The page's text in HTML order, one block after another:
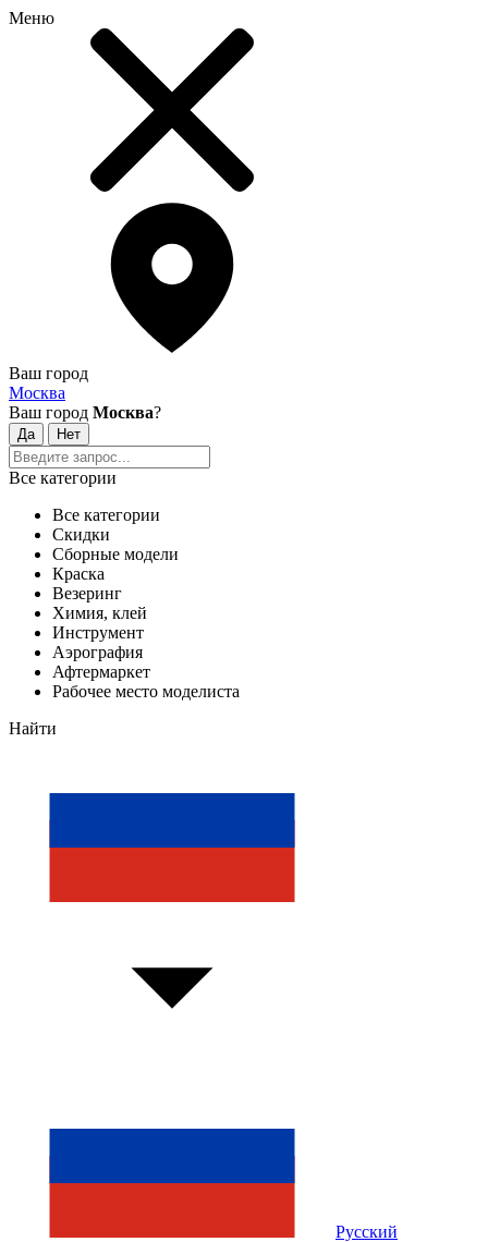
Меню
Ваш город
Москва
Ваш город Москва?
Все категории
Все категории
Скидки
Сборные модели
Краска
Везеринг
Химия, клей
Инструмент
Аэрография
Афтермаркет
Рабочее место моделиста
Найти
Русский